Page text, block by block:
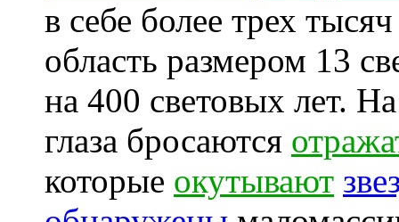
в себе более трех
область размером 13
на 400 световых лет.
глаза бросаются
которые окутывают